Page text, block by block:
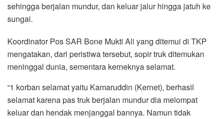
sehingga berjalan mundur, dan keluar jalur hingga jatuh ke
sungai.
Koordinator Pos SAR Bone Mukti Ali yang ditemui di TKP
mengatakan, dari peristiwa tersebut, sopir truk ditemukan
meninggal dunia, sementara kerneknya selamat.
“1 korban selamat yaitu Kamaruddin (Kernet), berhasil
selamat karena pas truk berjalan mundur dia melompat
keluar dan hendak menjanggal bannya. Namun tidak